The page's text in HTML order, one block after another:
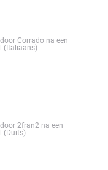
Corrado na een
(Italiaans)
2fran2 na een
(Duits)